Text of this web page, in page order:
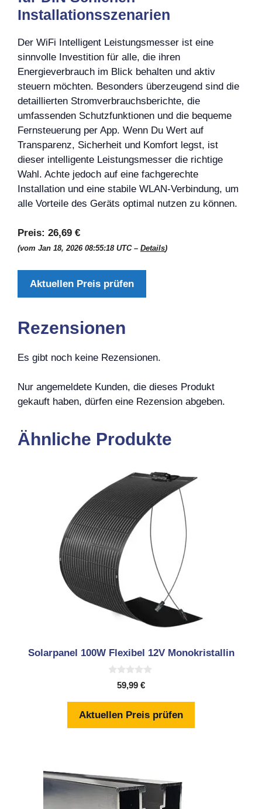
Installationsszenarien
Der WiFi Intelligent Leistungsmesser ist eine
sinnvolle Investition für alle, die ihren
Energieverbrauch im Blick behalten und aktiv
steuern möchten. Besonders überzeugend sind die
detaillierten Stromverbrauchsberichte, die
umfassenden Schutzfunktionen und die bequeme
Fernsteuerung per App. Wenn Du Wert auf
Transparenz, Sicherheit und Komfort legst, ist
dieser intelligente Leistungsmesser die richtige
Wahl. Achte jedoch auf eine fachgerechte
Installation und eine stabile WLAN-Verbindung, um
alle Vorteile des Geräts optimal nutzen zu können.
Preis: 26,69 €
(vom Jan 18, 2026 08:55:18 UTC – Details)
Aktuellen Preis prüfen
Rezensionen
Es gibt noch keine Rezensionen.
Nur angemeldete Kunden, die dieses Produkt
gekauft haben, dürfen eine Rezension abgeben.
Ähnliche Produkte
Solarpanel 100W Flexibel 12V Monokristallin
5
59,99 €
Aktuellen Preis prüfen